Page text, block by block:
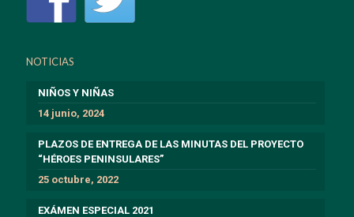
NOTICIAS
NIÑOS Y NIÑAS
14 junio, 2024
PLAZOS DE ENTREGA DE LAS MINUTAS DEL PROYECTO
“HÉROES PENINSULARES”
25 octubre, 2022
EXÁMEN ESPECIAL 2021